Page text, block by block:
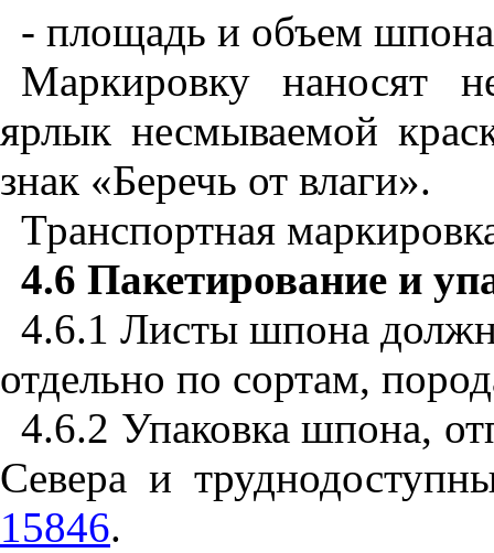
- площадь и объем
Маркировку наносят
ярлык несмываемой
знак «Беречь от влаги».
Транспортная
4.6 Пакетирование и
4.6.1 Листы шпона
отдельно по сортам,
4.6.2 Упаковка шпона,
Севера и
15846.